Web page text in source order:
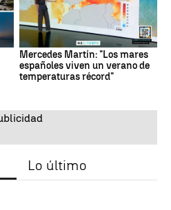
Mercedes Martín: "Los mares
españoles viven un verano de
temperaturas récord"
Lo último